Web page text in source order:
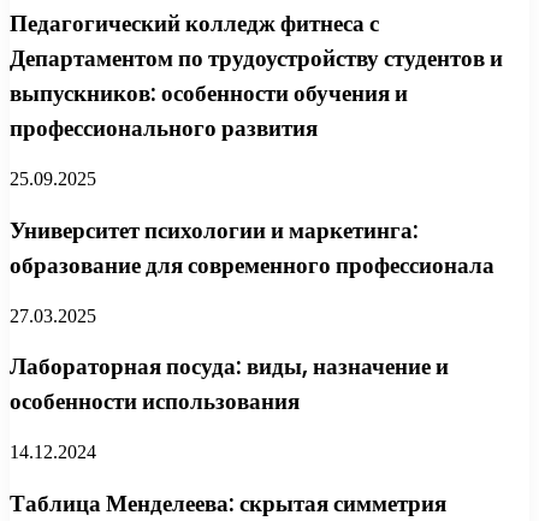
Педагогический колледж фитнеса с
Департаментом по трудоустройству студентов и
выпускников: особенности обучения и
профессионального развития
25.09.2025
Университет психологии и маркетинга:
образование для современного профессионала
27.03.2025
Лабораторная посуда: виды, назначение и
особенности использования
14.12.2024
Таблица Менделеева: скрытая симметрия